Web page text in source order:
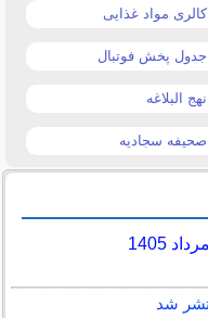
کالری مواد غذایی
جدول پخش فوتبال
نهج البلاغه
صحیفه سجادیه